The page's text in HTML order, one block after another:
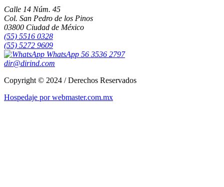
Calle 14 Núm. 45
Col. San Pedro de los Pinos
03800 Ciudad de México
(55) 5516 0328
(55) 5272 9609
WhatsApp 56 3536 2797
dir@dirind.com
Copyright © 2024 / Derechos Reservados
Hospedaje por webmaster.com.mx